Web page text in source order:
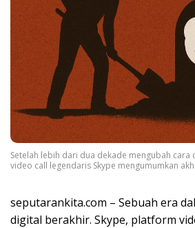
Setelah lebih dari dua dekade mengubah
video call legendaris Skype mengumumkan
seputarankita.com – Sebuah era
digital berakhir. Skype, platform